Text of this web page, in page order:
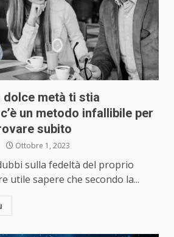
dolce metà ti stia
un metodo infallibile per
subito
Ottobre 1, 2023
sulla fedeltà del proprio
utile sapere che secondo la...